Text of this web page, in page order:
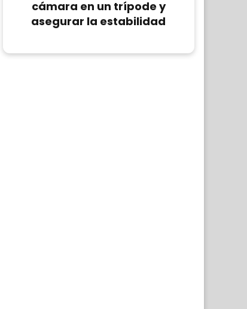
cámara en un trípode y
asegurar la estabilidad